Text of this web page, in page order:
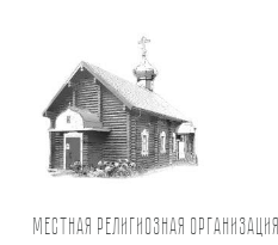
Местная религиозная